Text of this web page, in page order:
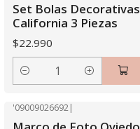
Set Bolas Decorativas
California 3 Piezas
$22.990
Cantidad
'09009026692|